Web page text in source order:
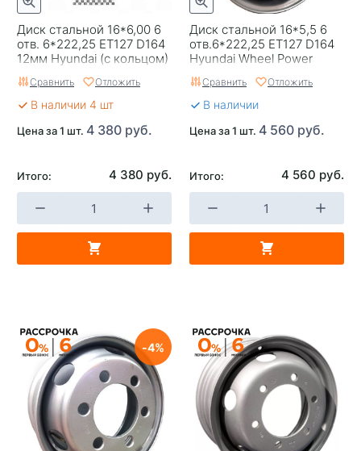
Диск стальной 16*6,00 6
отв. 6*222,25 ET127 D164
12мм Hyundai (с кольцом)
Longstar
Сравнить Отложить
В наличии 4 шт
Цена за 1 шт. 4 380 руб.
Итого: 4 380 руб.
Диск стальной 16*5,5 6
отв.6*222,25 ET127 D164
Hyundai Wheel Power
Сравнить Отложить
В наличии
Цена за 1 шт. 4 560 руб.
Итого: 4 560 руб.
4